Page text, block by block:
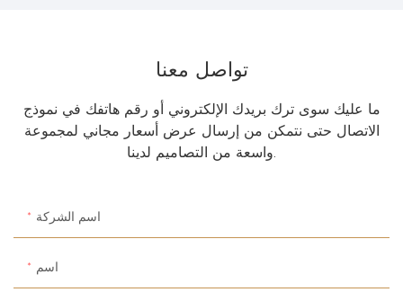
تواصل معنا
ما عليك سوى ترك بريدك الإلكتروني أو رقم هاتفك في نموذج
الاتصال حتى نتمكن من إرسال عرض أسعار مجاني لمجموعة
واسعة من التصاميم لدينا.
اسم الشركة
اسم